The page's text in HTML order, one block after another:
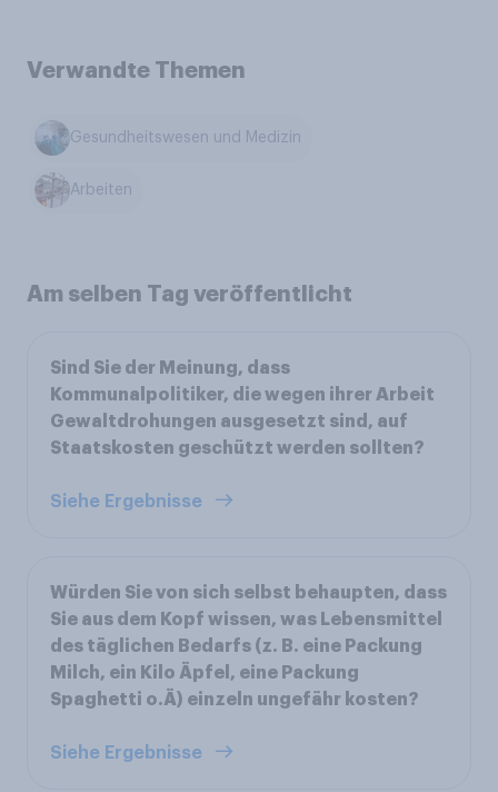
Verwandte Themen
Gesundheitswesen und Medizin
Arbeiten
Am selben Tag veröffentlicht
Sind Sie der Meinung, dass
Kommunalpolitiker, die wegen ihrer Arbeit
Gewaltdrohungen ausgesetzt sind, auf
Staatskosten geschützt werden sollten?
Siehe Ergebnisse
Würden Sie von sich selbst behaupten, dass
Sie aus dem Kopf wissen, was Lebensmittel
des täglichen Bedarfs (z. B. eine Packung
Milch, ein Kilo Äpfel, eine Packung
Spaghetti o.Ä) einzeln ungefähr kosten?
Siehe Ergebnisse